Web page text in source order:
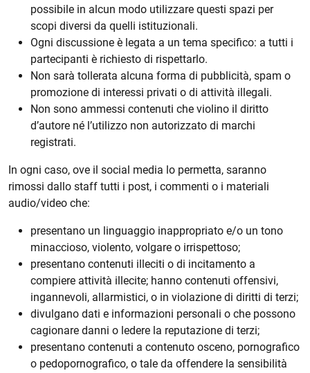
possibile in alcun modo utilizzare questi spazi per
scopi diversi da quelli istituzionali.
Ogni discussione è legata a un tema specifico: a tutti i
partecipanti è richiesto di rispettarlo.
Non sarà tollerata alcuna forma di pubblicità, spam o
promozione di interessi privati o di attività illegali.
Non sono ammessi contenuti che violino il diritto
d’autore né l’utilizzo non autorizzato di marchi
registrati.
In ogni caso, ove il social media lo permetta, saranno
rimossi dallo staff tutti i post, i commenti o i materiali
audio/video che:
presentano un linguaggio inappropriato e/o un tono
minaccioso, violento, volgare o irrispettoso;
presentano contenuti illeciti o di incitamento a
compiere attività illecite; hanno contenuti offensivi,
ingannevoli, allarmistici, o in violazione di diritti di terzi;
divulgano dati e informazioni personali o che possono
cagionare danni o ledere la reputazione di terzi;
presentano contenuti a contenuto osceno, pornografico
o pedopornografico, o tale da offendere la sensibilità